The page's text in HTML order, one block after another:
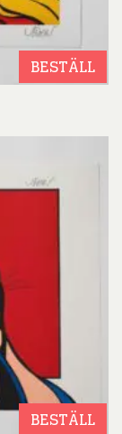
BESTÄLL
BESTÄLL